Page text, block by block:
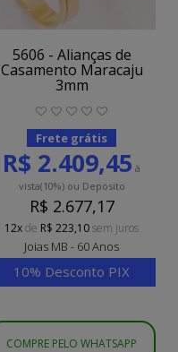
5606 - Alianças de
Casamento Maracaju
3mm
Frete grátis
R$ 2.409,45 à
vista(10%)ou Deposito
R$ 2.677,17
12xde R$ 223,10sem juros
Joias MB - 60 Anos
10% Desconto PIX
COMPRE PELO WHATSAPP